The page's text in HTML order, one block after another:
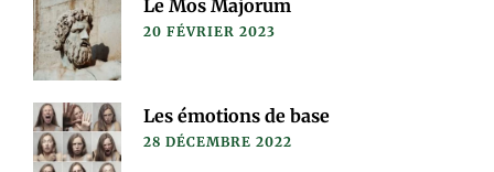
Le Mos Majorum
20 FÉVRIER 2023
Les émotions de base
28 DÉCEMBRE 2022